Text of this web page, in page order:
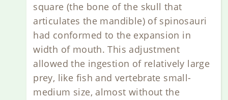
square (the bone of the skull that
articulates the mandible) of spinosauri
had conformed to the expansion in
width of mouth. This adjustment
allowed the ingestion of relatively large
prey, like fish and vertebrate small-
medium size, almost without the